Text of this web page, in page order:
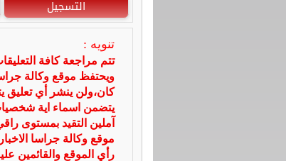
التسجيل
تنويه :
تتم مراجعة كافة
ويحتفظ موقع وكالة
كان،ولن ينشر أي
يتضمن اسماء اية شخصيات
آملين التقيد بمستوى
موقع وكالة جراسا
رأي الموقع والقائمين